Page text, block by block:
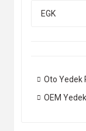
EGK
Oto Yedek
OEM